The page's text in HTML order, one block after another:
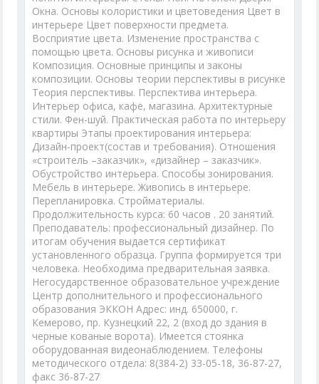
Окна. Основы колористики и цветоведения Цвет в
интерьере Цвет поверхности предмета.
Восприятие цвета. Изменение пространства с
помощью цвета. Основы рисунка и живописи
Композиция. Основные принципы и законы
композиции. Основы теории перспективы в рисунке
Теория перспективы. Перспектива интерьера.
Интерьер офиса, кафе, магазина. Архитектурные
стили. Фен-шуй. Практическая работа по интерьеру
квартиры Этапы проектирования интерьера:
Дизайн-проект(состав и требования). Отношения
«строитель –заказчик», «дизайнер – заказчик».
Обустройство интерьера. Способы зонирования.
Мебель в интерьере. Живопись в интерьере.
Перепланировка. Стройматериалы.
Продолжительность курса: 60 часов . 20 занятий.
Преподаватель: профессиональный дизайнер. По
итогам обучения выдается сертификат
установленного образца. Группа формируется три
человека. Необходима предварительная заявка.
Негосударственное образовательное учреждение
Центр дополнительного и профессионального
образования ЭККОН Адрес: инд. 650000, г.
Кемерово, пр. Кузнецкий 22, 2 (вход до здания в
черные кованые ворота). Имеется стоянка
оборудованная видеонаблюдением. Телефоны
методического отдела: 8(384-2) 33-05-18, 36-87-27,
факс 36-87-27